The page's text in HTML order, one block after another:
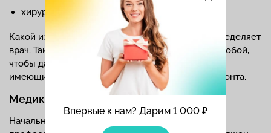
Впервые к нам? Дарим 1 000 ₽
хирургическое вмешательство.
Какой из них поможет в конкретном случае, определяет
врач. Также они могут комбинироваться между собой,
чтобы дать лучший результат и стабилизировать
имеющиеся на данный момент состояние пародонта.
Медикаментозное лечение
Начальная стадия лечения предполагает